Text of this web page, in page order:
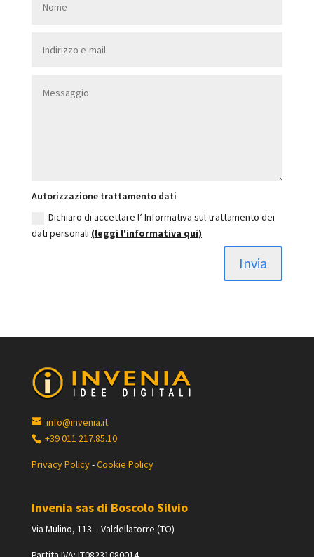
Autorizzazione trattamento dati
Dichiaro di accettare l’ Informativa sul trattamento dei
dati personali (leggi l'informativa qui)
Invia
info@invenia.it
+39 011 217.85.10
Privacy Policy-Cookie Policy
Invenia sas di Boscolo Silvio
Via Mulino, 113 – Valdellatorre (TO)